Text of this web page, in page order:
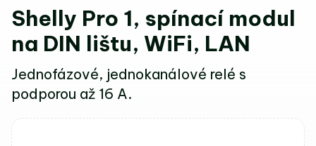
Shelly Pro 1, spínací modul
na DIN lištu, WiFi, LAN
Jednofázové, jednokanálové relé s
podporou až 16 A.